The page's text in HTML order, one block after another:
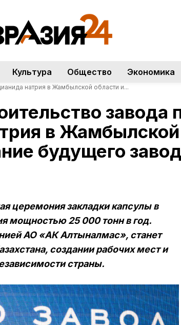
Культура Общество Экономика
натрия в Жамбылской области и...
завода
в
будущего
церемония закладки капсулы в
мощностью 25 000 тонн в год.
АО «АК Алтыналмас», станет
создании рабочих мест и
страны.